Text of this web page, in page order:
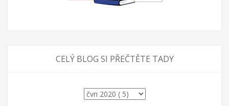
CELÝ BLOG SI PŘEČTĚTE TADY